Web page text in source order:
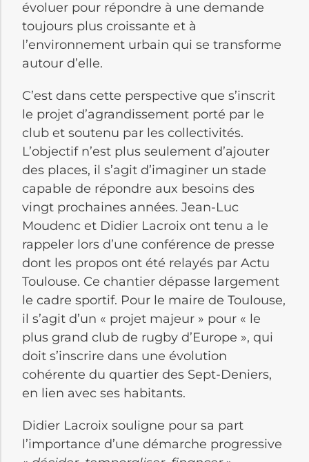
évoluer pour répondre à une demande
toujours plus croissante et à
l’environnement urbain qui se transforme
autour d’elle.
C’est dans cette perspective que s’inscrit
le projet d’agrandissement porté par le
club et soutenu par les collectivités.
L’objectif n’est plus seulement d’ajouter
des places, il s’agit d’imaginer un stade
capable de répondre aux besoins des
vingt prochaines années. Jean-Luc
Moudenc et Didier Lacroix ont tenu a le
rappeler lors d’une conférence de presse
dont les propos ont été relayés par Actu
Toulouse. Ce chantier dépasse largement
le cadre sportif. Pour le maire de Toulouse,
il s’agit d’un « projet majeur » pour « le
plus grand club de rugby d’Europe », qui
doit s’inscrire dans une évolution
cohérente du quartier des Sept-Deniers,
en lien avec ses habitants.
Didier Lacroix souligne pour sa part
l’importance d’une démarche progressive